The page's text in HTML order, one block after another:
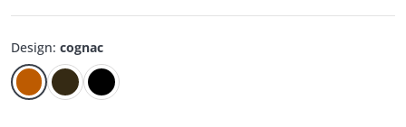
Design: cognac